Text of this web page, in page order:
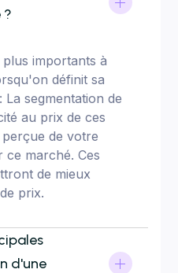
?
importants à
définit sa
segmentation de
au prix de ces
de votre
marché. Ces
de mieux
prix.
d'une